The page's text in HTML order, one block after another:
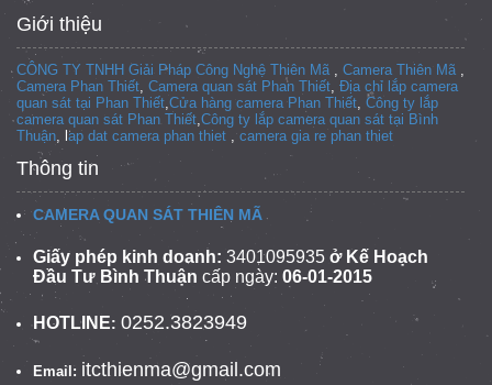
Giới thiệu
CÔNG TY TNHH Giải Pháp Công Nghệ Thiên Mã , Camera Thiên Mã ,
Camera Phan Thiết, Camera quan sát Phan Thiết, Địa chỉ lắp camera
quan sát tại Phan Thiết,Cửa hàng camera Phan Thiết, Công ty lắp
camera quan sát Phan Thiết,Công ty lắp camera quan sát tại Bình
Thuận, l ap dat camera phan thiet , camera gia re phan thiet
Thông tin
CAMERA QUAN SÁT THIÊN MÃ
Giấy phép kinh doanh: 3401095935 ở Kế Hoạch
Đầu Tư Bình Thuận cấp ngày: 06-01-2015
HOTLINE: 0252.3823949
Email: itcthienma@gmail.com